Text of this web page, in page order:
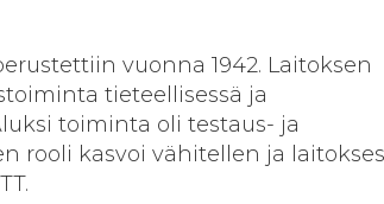
vuonna 1942. Laitoksen
tieteellisessä ja
toiminta oli testaus- ja
rooli kasvoi vähitellen ja